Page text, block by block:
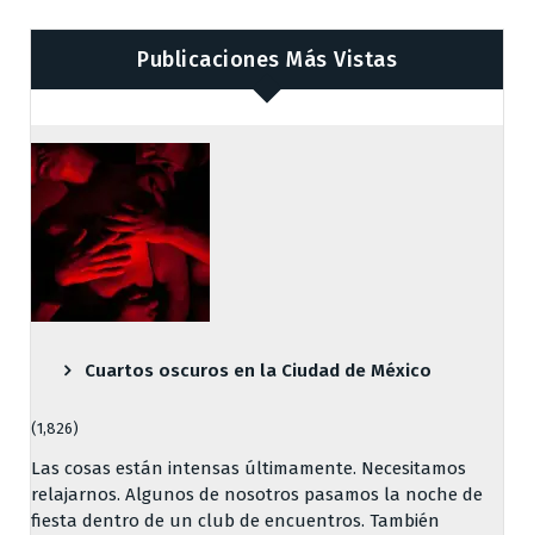
Publicaciones Más Vistas
Cuartos oscuros en la Ciudad de México
(1,826)
Las cosas están intensas últimamente. Necesitamos
relajarnos. Algunos de nosotros pasamos la noche de
fiesta dentro de un club de encuentros. También